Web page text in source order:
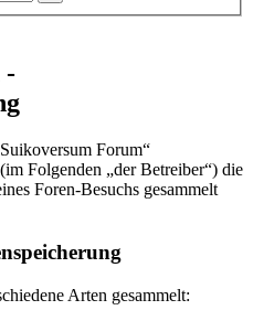
-
Forum“
Folgenden „der Betreiber“) die
Foren-Besuchs gesammelt
Arten gesammelt: